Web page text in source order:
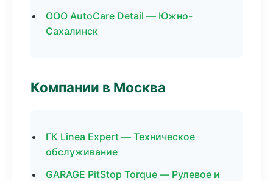
ООО AutoCare Detail — Южно-
Сахалинск
Компании в Москва
ГК Linea Expert — Техническое
обслуживание
GARAGE PitStop Torque — Рулевое и